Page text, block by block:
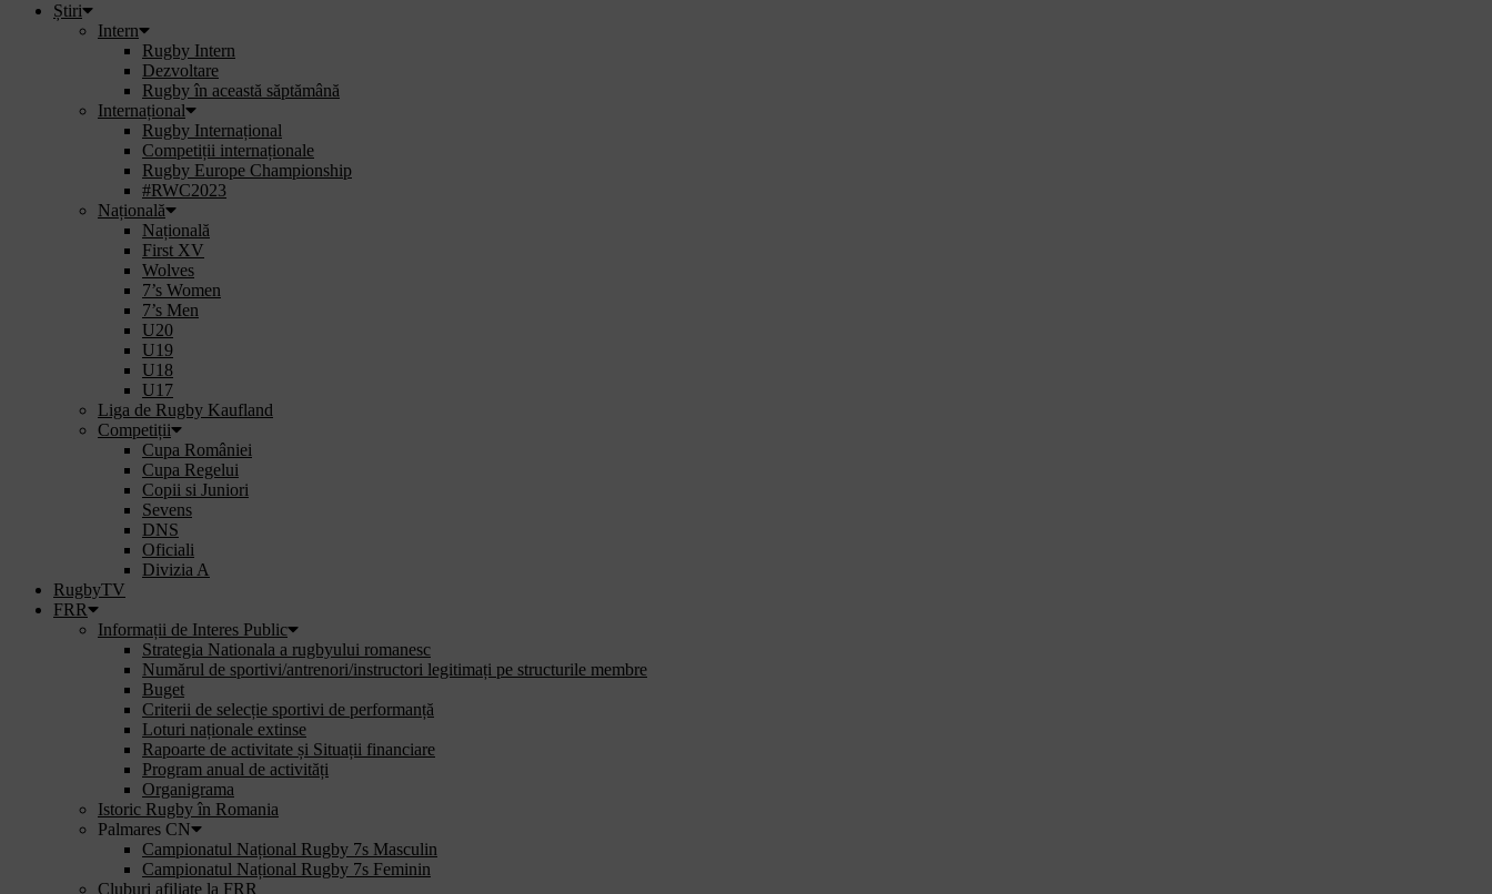
Știri
Intern
Rugby Intern
Dezvoltare
Rugby în această săptămână
Internațional
Rugby Internațional
Competiții internaționale
Rugby Europe Championship
#RWC2023
Națională
Națională
First XV
Wolves
7’s Women
7’s Men
U20
U19
U18
U17
Liga de Rugby Kaufland
Competiții
Cupa României
Cupa Regelui
Copii si Juniori
Sevens
DNS
Oficiali
Divizia A
RugbyTV
FRR
Informații de Interes Public
Strategia Nationala a rugbyului romanesc
Numărul de sportivi/antrenori/instructori legitimați pe structurile membre
Buget
Criterii de selecție sportivi de performanță
Loturi naționale extinse
Rapoarte de activitate și Situații financiare
Program anual de activități
Organigrama
Istoric Rugby în Romania
Palmares CN
Campionatul Național Rugby 7s Masculin
Campionatul Național Rugby 7s Feminin
Cluburi afiliate la FRR